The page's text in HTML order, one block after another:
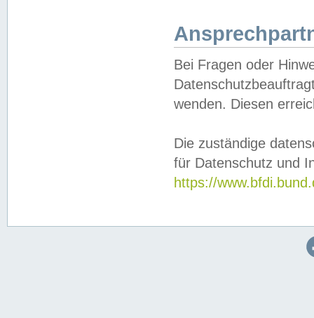
Bei Fragen oder
wenden. Diesen
Die zuständige
für Datenschutz und
https://